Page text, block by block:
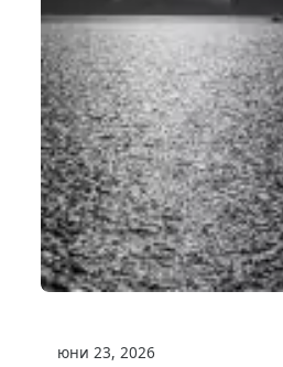
юни 23, 2026